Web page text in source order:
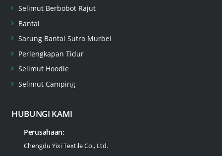
Selimut Berbobot Rajut
Bantal
Sarung Bantal Sutra Murbei
Perlengkapan Tidur
Selimut Hoodie
Selimut Camping
HUBUNGI KAMI
Perusahaan:
Chengdu Yixi Textile Co., Ltd.